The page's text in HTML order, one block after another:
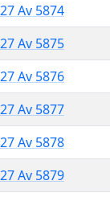
27 Av 5874
27 Av 5875
27 Av 5876
27 Av 5877
27 Av 5878
27 Av 5879